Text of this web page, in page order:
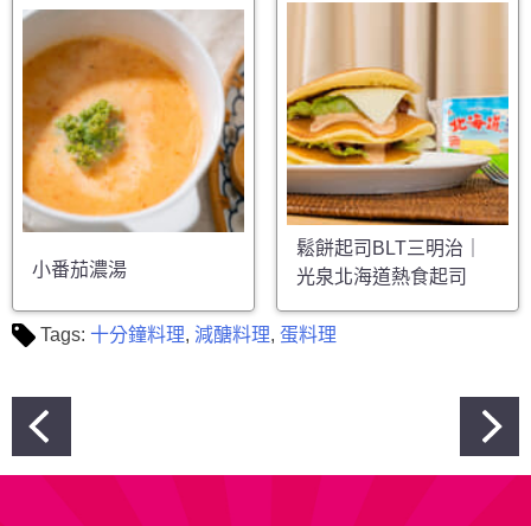
小番茄濃湯
鬆餅起司BLT三明治｜
光泉北海道熱食起司
Tags: 十分鐘料理, 減醣料理, 蛋料理
文
章